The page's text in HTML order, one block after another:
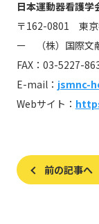
日本運動器看護
〒162-0801 東
ー （株）国際文
FAX：03-5227-
E-mail： jsmnc-
Webサイト：
前の記事へ